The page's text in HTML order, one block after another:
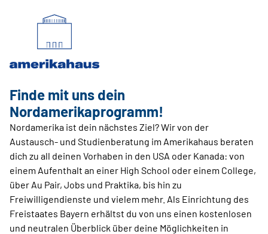
Finde mit uns dein
Nordamerikaprogramm!
Nordamerika ist dein nächstes Ziel? Wir von der
Austausch- und Studienberatung im Amerikahaus beraten
dich zu all deinen Vorhaben in den USA oder Kanada: von
einem Aufenthalt an einer High School oder einem College,
über Au Pair, Jobs und Praktika, bis hin zu
Freiwilligendienste und vielem mehr. Als Einrichtung des
Freistaates Bayern erhältst du von uns einen kostenlosen
und neutralen Überblick über deine Möglichkeiten in